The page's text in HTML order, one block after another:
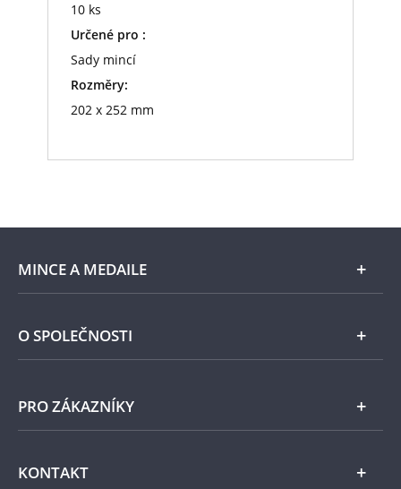
10 ks
Určené pro :
Sady mincí
Rozměry:
202 x 252 mm
MINCE A MEDAILE
E-shop
Stříbro
O SPOLEČNOSTI
Národní Pokladnice
PRO ZÁKAZNÍKY
Všeobecné obchodní podmínky
KONTAKT